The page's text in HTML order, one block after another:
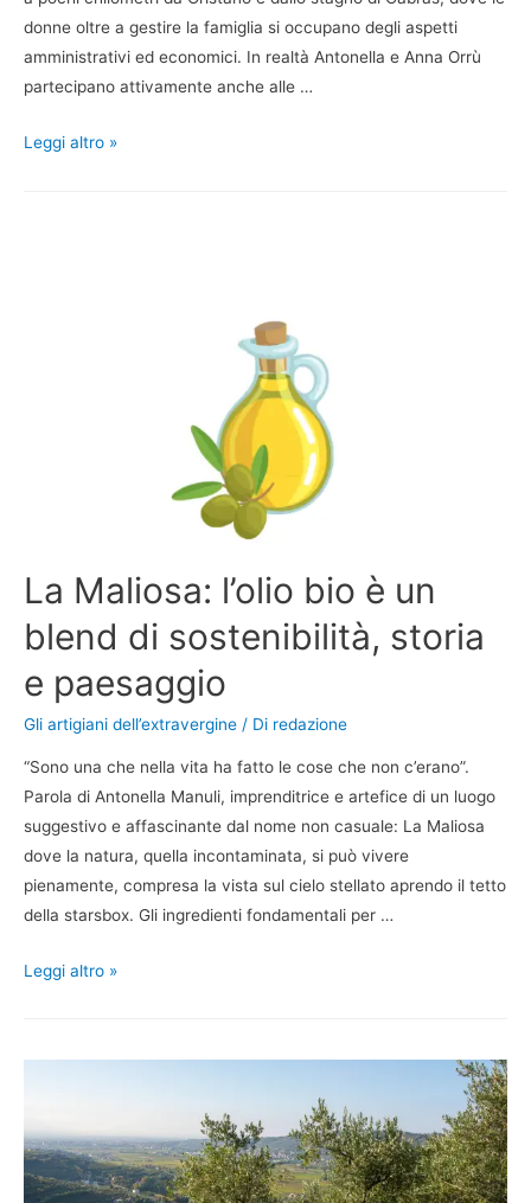
donne oltre a gestire la famiglia si occupano degli aspetti
amministrativi ed economici. In realtà Antonella e Anna Orrù
partecipano attivamente anche alle …
Leggi altro »
La Maliosa: l’olio bio è un
blend di sostenibilità, storia
e paesaggio
Gli artigiani dell’extravergine / Di redazione
“Sono una che nella vita ha fatto le cose che non c’erano”.
Parola di Antonella Manuli, imprenditrice e artefice di un luogo
suggestivo e affascinante dal nome non casuale: La Maliosa
dove la natura, quella incontaminata, si può vivere
pienamente, compresa la vista sul cielo stellato aprendo il tetto
della starsbox. Gli ingredienti fondamentali per …
Leggi altro »